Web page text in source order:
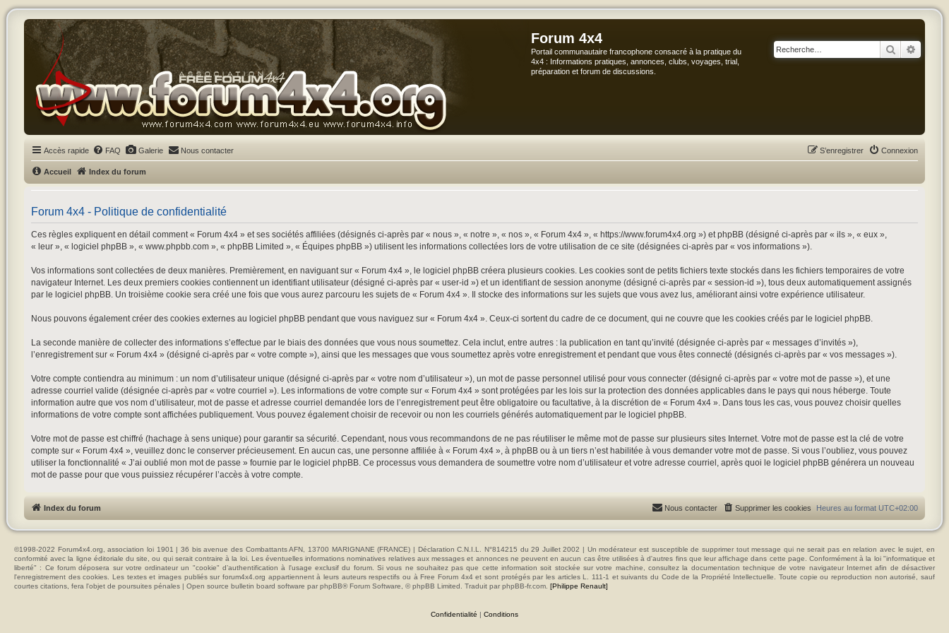
Forum 4x4
Portail communautaire francophone consacré à la pratique du
4x4 : Informations pratiques, annonces, clubs, voyages, trial,
préparation et forum de discussions.
Rechercher
Accès rapide FAQ Galerie Nous contacter Connexion
S’enregistrer
Accueil Index du forum
Forum 4x4 - Politique de confidentialité
Ces règles expliquent en détail comment « Forum 4x4 » et ses sociétés affiliées (désignés ci-après par « nous », « notre », « nos », « Forum 4x4 », « https://www.forum4x4.org ») et phpBB (désigné ci-après par « ils », « eux »,
« leur », « logiciel phpBB », « www.phpbb.com », « phpBB Limited », « Équipes phpBB ») utilisent les informations collectées lors de votre utilisation de ce site (désignées ci-après par « vos informations »).
Vos informations sont collectées de deux manières. Premièrement, en naviguant sur « Forum 4x4 », le logiciel phpBB créera plusieurs cookies. Les cookies sont de petits fichiers texte stockés dans les fichiers temporaires de votre
navigateur Internet. Les deux premiers cookies contiennent un identifiant utilisateur (désigné ci-après par « user-id ») et un identifiant de session anonyme (désigné ci-après par « session-id »), tous deux automatiquement assignés
par le logiciel phpBB. Un troisième cookie sera créé une fois que vous aurez parcouru les sujets de « Forum 4x4 ». Il stocke des informations sur les sujets que vous avez lus, améliorant ainsi votre expérience utilisateur.
Nous pouvons également créer des cookies externes au logiciel phpBB pendant que vous naviguez sur « Forum 4x4 ». Ceux-ci sortent du cadre de ce document, qui ne couvre que les cookies créés par le logiciel phpBB.
La seconde manière de collecter des informations s’effectue par le biais des données que vous nous soumettez. Cela inclut, entre autres : la publication en tant qu’invité (désignée ci-après par « messages d’invités »),
l’enregistrement sur « Forum 4x4 » (désigné ci-après par « votre compte »), ainsi que les messages que vous soumettez après votre enregistrement et pendant que vous êtes connecté (désignés ci-après par « vos messages »).
Votre compte contiendra au minimum : un nom d’utilisateur unique (désigné ci-après par « votre nom d’utilisateur »), un mot de passe personnel utilisé pour vous connecter (désigné ci-après par « votre mot de passe »), et une
adresse courriel valide (désignée ci-après par « votre courriel »). Les informations de votre compte sur « Forum 4x4 » sont protégées par les lois sur la protection des données applicables dans le pays qui nous héberge. Toute
information autre que vos nom d’utilisateur, mot de passe et adresse courriel demandée lors de l’enregistrement peut être obligatoire ou facultative, à la discrétion de « Forum 4x4 ». Dans tous les cas, vous pouvez choisir quelles
informations de votre compte sont affichées publiquement. Vous pouvez également choisir de recevoir ou non les courriels générés automatiquement par le logiciel phpBB.
Votre mot de passe est chiffré (hachage à sens unique) pour garantir sa sécurité. Cependant, nous vous recommandons de ne pas réutiliser le même mot de passe sur plusieurs sites Internet. Votre mot de passe est la clé de votre
compte sur « Forum 4x4 », veuillez donc le conserver précieusement. En aucun cas, une personne affiliée à « Forum 4x4 », à phpBB ou à un tiers n’est habilitée à vous demander votre mot de passe. Si vous l’oubliez, vous pouvez
utiliser la fonctionnalité « J’ai oublié mon mot de passe » fournie par le logiciel phpBB. Ce processus vous demandera de soumettre votre nom d’utilisateur et votre adresse courriel, après quoi le logiciel phpBB générera un nouveau
mot de passe pour que vous puissiez récupérer l’accès à votre compte.
Index du forum Heures au formatUTC+02:00
Supprimer les cookies
Nous contacter
©1998-2022 Forum4x4.org, association loi 1901 | 36 bis avenue des Combattants AFN, 13700 MARIGNANE (FRANCE) | Déclaration C.N.I.L. N°814215 du 29 Juillet 2002 | Un modérateur est susceptible de supprimer tout message qui ne serait pas en relation avec le sujet, en
conformité avec la ligne éditoriale du site, ou qui serait contraire à la loi. Les éventuelles informations nominatives relatives aux messages et annonces ne peuvent en aucun cas être utilisées à d'autres fins que leur affichage dans cette page. Conformément à la loi "informatique et
liberté" : Ce forum déposera sur votre ordinateur un "cookie" d’authentification à l'usage exclusif du forum. Si vous ne souhaitez pas que cette information soit stockée sur votre machine, consultez la documentation technique de votre navigateur Internet afin de désactiver
l'enregistrement des cookies. Les textes et images publiés sur forum4x4.org appartiennent à leurs auteurs respectifs ou à Free Forum 4x4 et sont protégés par les articles L. 111-1 et suivants du Code de la Propriété Intellectuelle. Toute copie ou reproduction non autorisé, sauf
courtes citations, fera l'objet de poursuites pénales | Open source bulletin board software par phpBB® Forum Software, © phpBB Limited. Traduit par phpBB-fr.com. [Philippe Renault]
Confidentialité | Conditions